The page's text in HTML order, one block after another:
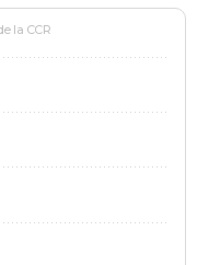
la CCR